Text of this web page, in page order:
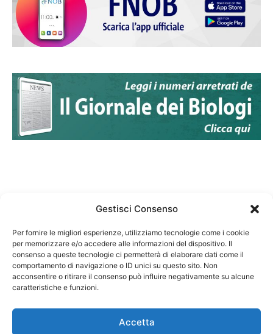
Gestisci Consenso
Per fornire le migliori esperienze, utilizziamo tecnologie come i cookie
per memorizzare e/o accedere alle informazioni del dispositivo. Il
consenso a queste tecnologie ci permetterà di elaborare dati come il
comportamento di navigazione o ID unici su questo sito. Non
acconsentire o ritirare il consenso può influire negativamente su alcune
caratteristiche e funzioni.
Accetta
Federazione Nazionale Degli Ordini dei Biologi:
codice fiscale 80069130583
Responsabile sito internet www.fnob.it: Vincenzo